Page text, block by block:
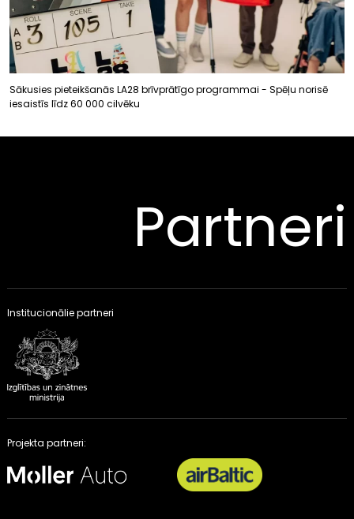
Sākusies pieteikšanās LA28 brīvprātīgo programmai - Spēļu norisē
iesaistīs līdz 60 000 cilvēku
Partneri
Institucionālie partneri
Projekta partneri: